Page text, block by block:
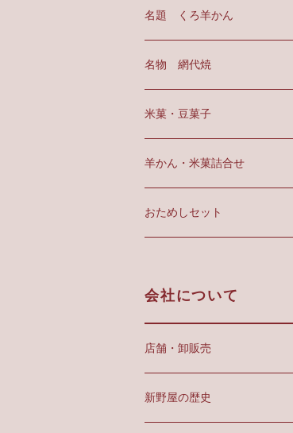
名題 くろ羊かん
名物 網代焼
米菓・豆菓子
羊かん・米菓詰合せ
おためしセット
会社について
店舗・卸販売
新野屋の歴史